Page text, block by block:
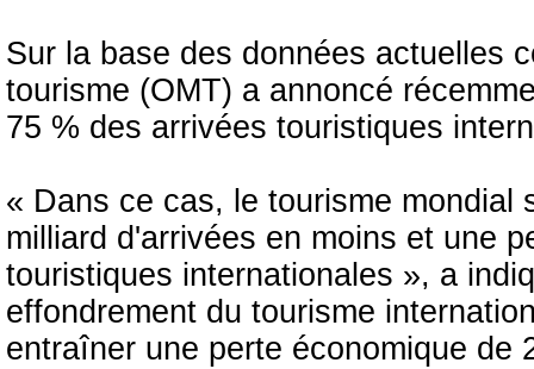
Sur la base des données actuelles
tourisme (OMT) a annoncé
75 % des arrivées touristiques
« Dans ce cas, le tourisme
milliard d'arrivées en moins et une
touristiques internationales », a
effondrement du tourisme
entraîner une perte économique de